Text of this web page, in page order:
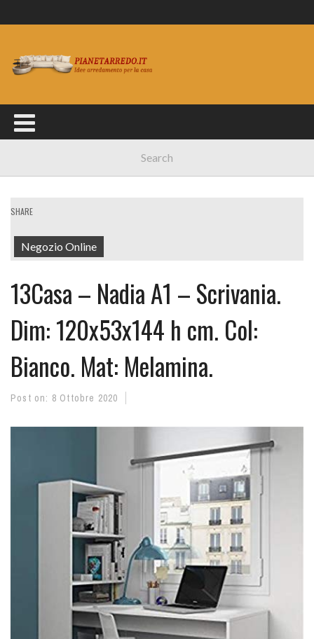
SHARE
Negozio Online
13Casa – Nadia A1 – Scrivania.
Dim: 120x53x144 h cm. Col:
Bianco. Mat: Melamina.
Post on: 8 Ottobre 2020